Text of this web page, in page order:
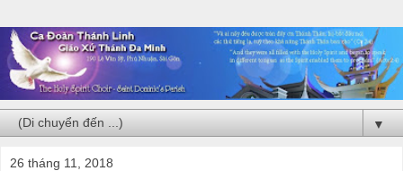
▼
26 tháng 11, 2018